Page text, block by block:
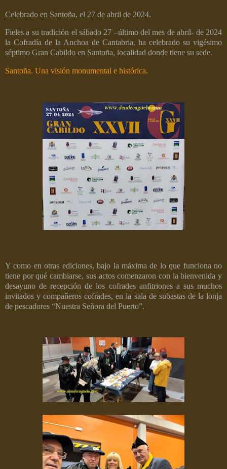
Celebrado en Santoña, el 27 de abril de 2024.
Fieles a su tradición el sábado 27 –último del mes de abril- de 2024
la Cofradía de la Anchoa de Cantabria, ha celebrado su vigésimo
séptimo Gran Cabildo en Santoña, localidad donde tiene su sede.
Santoña. Una visión monumental e histórica.
Y como en otras ediciones, bajo la máxima de lo que funciona no
tiene por qué cambiarse, sus actos comenzaron con la bienvenida y
desayuno de recepción de los cofrades anfitriones a sus muchos
invitados y compañeros cofrades, en la sala de subastas de la lonja
de pescadores “Nuestra Señora del Puerto”.